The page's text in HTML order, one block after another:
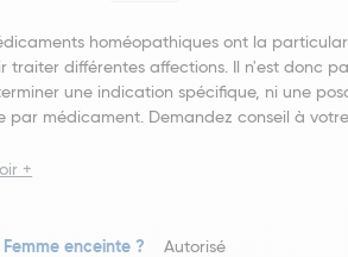
homéopathiques ont la
traiter différentes affections. Il n'est donc
une indication spécifique, ni une
par médicament. Demandez conseil à
+
Femme enceinte ? Autorisé